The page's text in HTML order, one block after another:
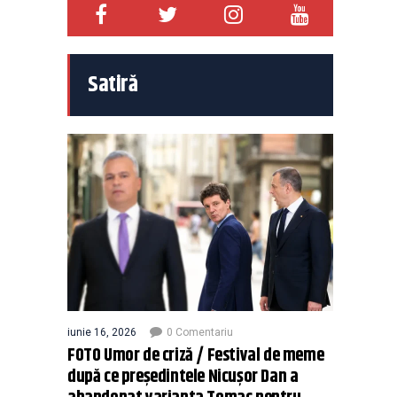
Satiră
iunie 16, 2026 0 Comentariu
FOTO Umor de criză / Festival de meme
după ce președintele Nicușor Dan a